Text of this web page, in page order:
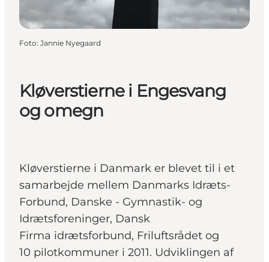
Kløverstierne i Engesvang
og omegn
Kløverstierne i Danmark er blevet til i et
samarbejde mellem Danmarks Idræts-
Forbund, Danske - Gymnastik- og
Idrætsforeninger, Dansk
Firma idrætsforbund, Friluftsrådet og
10 pilotkommuner i 2011. Udviklingen af
Foto: Jannie Nyegaard